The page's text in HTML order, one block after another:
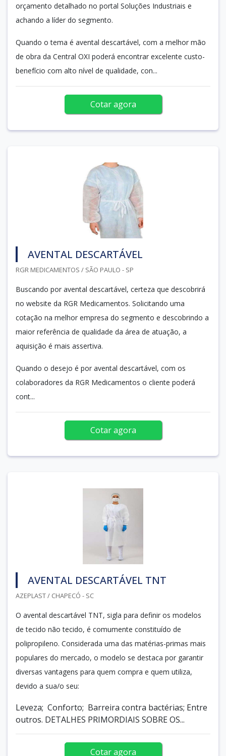
orçamento detalhado no portal Soluções Industriais e
achando a líder do segmento.
Quando o tema é avental descartável, com a melhor mão
de obra da Central OXI poderá encontrar excelente custo-
benefício com alto nível de qualidade, con...
Cotar agora
AVENTAL DESCARTÁVEL
RGR MEDICAMENTOS / SÃO PAULO - SP
Buscando por avental descartável, certeza que descobrirá
no website da RGR Medicamentos. Solicitando uma
cotação na melhor empresa do segmento e descobrindo a
maior referência de qualidade da área de atuação, a
aquisição é mais assertiva.
Quando o desejo é por avental descartável, com os
colaboradores da RGR Medicamentos o cliente poderá
cont...
Cotar agora
AVENTAL DESCARTÁVEL TNT
AZEPLAST / CHAPECÓ - SC
O avental descartável TNT, sigla para definir os modelos
de tecido não tecido, é comumente constituído de
polipropileno. Considerada uma das matérias-primas mais
populares do mercado, o modelo se destaca por garantir
diversas vantagens para quem compra e quem utiliza,
devido a sua/o seu:
Leveza; Conforto; Barreira contra bactérias; Entre
outros. DETALHES PRIMORDIAIS SOBRE OS...
Cotar agora